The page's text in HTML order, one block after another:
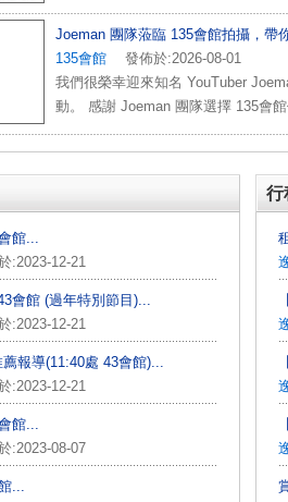
Joeman 團隊蒞臨 135會館拍攝，帶
135會館 發佈於:2026-08-01
我們很榮幸迎來知名 YouTuber
動。 感謝 Joeman 團隊選擇 135會
館...
:2023-12-21
會館 (過年特別節目)...
:2023-12-21
報導(11:40處 43會館)...
:2023-12-21
館...
:2023-08-07
...
行